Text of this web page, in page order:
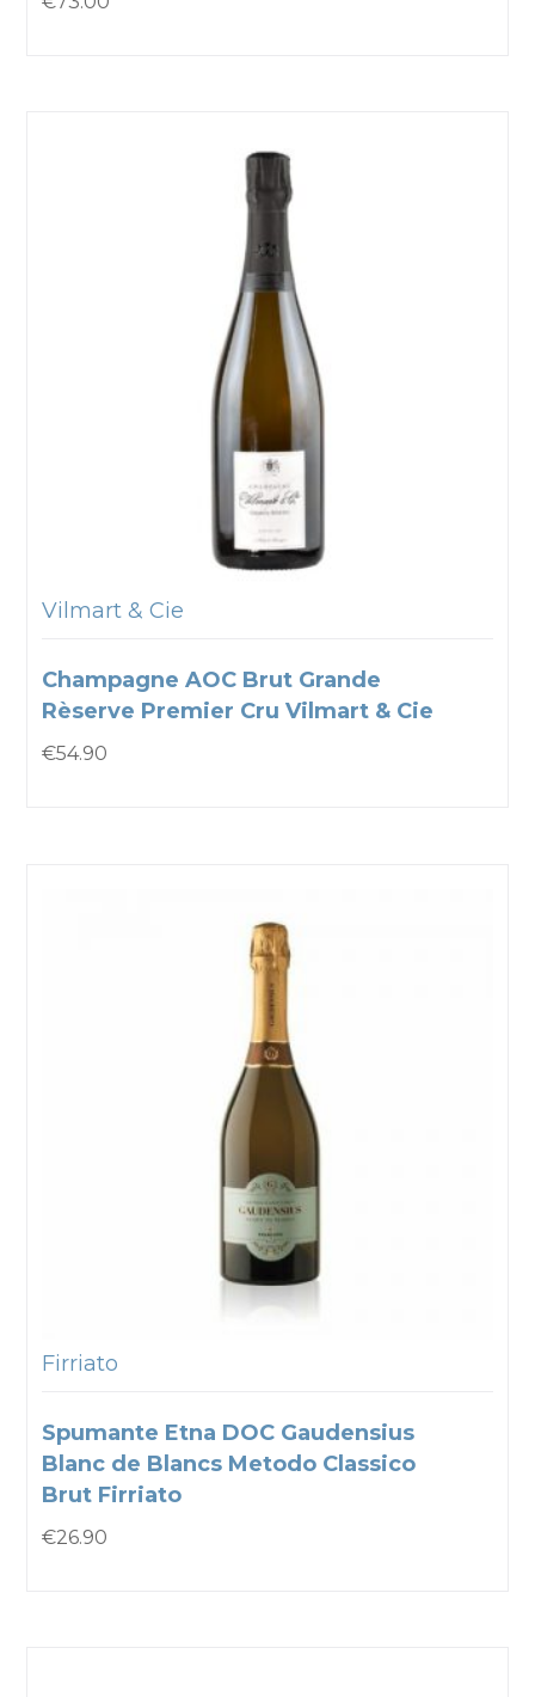
Vilmart & Cie
Champagne AOC Brut Grande
Rèserve Premier Cru Vilmart & Cie
€54.90
Firriato
Spumante Etna DOC Gaudensius
Blanc de Blancs Metodo Classico
Brut Firriato
€26.90